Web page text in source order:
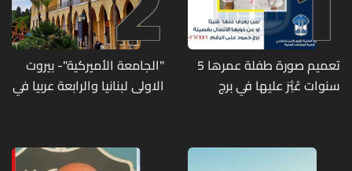
تعميم صورة طفلة عمرها 5
سنوات عُثِرَ عليها في برج
"الجامعة الأميركية"- بيروت
الاولى لبنانيا والرابعة عربيا في